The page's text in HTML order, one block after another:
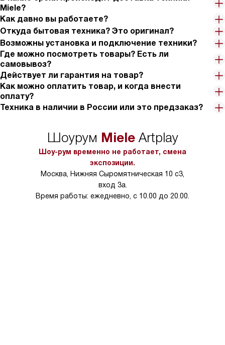
вдруг что-то случилось.
Но самое главное - я могу использовать любую посуду, и
панель всегда определит ее размер! Это просто волшебство!
И наконец, встроенная вытяжка - это просто чудо. Она
работает так тихо, что я даже не замечаю ее работы. И она
всегда поддерживает идеальную чистоту в воздухе, так что я
могу сосредоточиться на приготовлении еды.
все мои ожидания и сделала мою жизнь намного проще и
приятнее. Очень рекомендую всем, кто хочет получить
максимум удовольствия от приготовления еды!
Miele?
Как давно вы работаете?
Откуда бытовая техника? Это оригинал?
Возможны установка и подключение техники?
Где можно посмотреть товары? Есть ли
самовывоз?
Действует ли гарантия на товар?
Как можно оплатить товар, и когда внести
оплату?
Техника в наличии в России или это предзаказ?
Шоурум MieleArtplay
Шоу-рум временно не работает, смена
экспозиции.
Москва, Нижняя Сыромятническая 10 с3,
вход 3а.
Время работы: ежедневно, с 10.00 до 20.00.